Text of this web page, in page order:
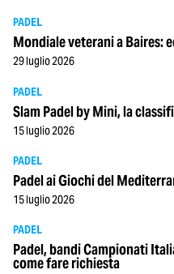
PADEL
Mondiale veterani a Baires:
29 luglio 2026
PADEL
Slam Padel by Mini, la
15 luglio 2026
PADEL
Padel ai Giochi del
15 luglio 2026
PADEL
Padel, bandi Campionati
come fare richiesta